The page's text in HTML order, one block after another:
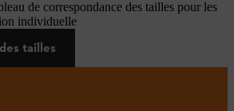
de correspondance des tailles pour les
individuelle
tailles